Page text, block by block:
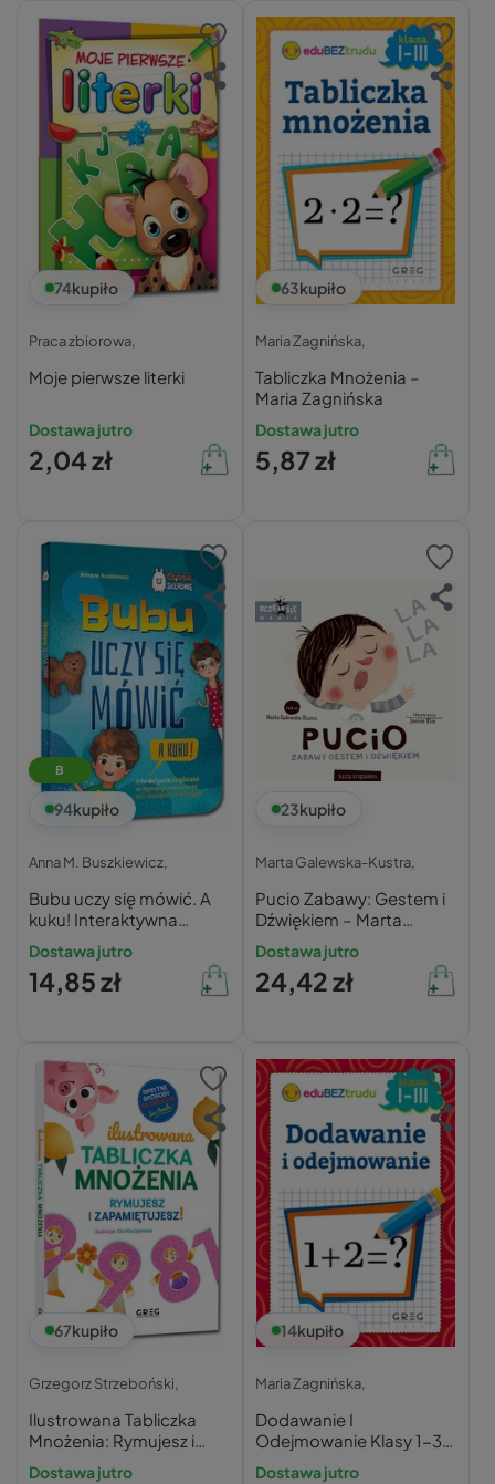
74kupiło
Praca zbiorowa,
Moje pierwsze literki
Dostawa jutro
2,04 zł
63kupiło
Maria Zagnińska,
Tabliczka Mnożenia –
Maria Zagnińska
Dostawa jutro
5,87 zł
B
94kupiło
Anna M. Buszkiewicz,
Bubu uczy się mówić. A
kuku! Interaktywna
książeczka do stymulacji
mowy dziecka od 6.
miesiąca do 3. roku życia
Dostawa jutro
14,85 zł
23kupiło
Marta Galewska-Kustra,
Pucio Zabawy: Gestem i
Dźwiękiem – Marta
Galewska-Kustra
Dostawa jutro
24,42 zł
67kupiło
Grzegorz Strzeboński,
Ilustrowana Tabliczka
Mnożenia: Rymujesz i
Zapamiętujesz
Dostawa jutro
14kupiło
Maria Zagnińska,
Dodawanie I
Odejmowanie Klasy 1-3
Greg
Dostawa jutro